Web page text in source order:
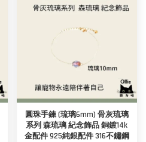
圓珠手鍊 (琉璃6mm) 骨灰琉璃
系列 森琉璃 紀念飾品 銅鍍14k
金配件 925純銀配件 316不鏽鋼